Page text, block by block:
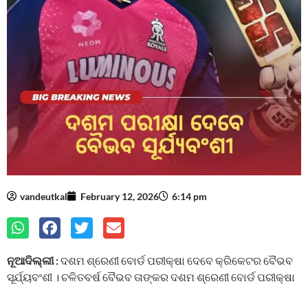
vandeutkal February 12, 2026 6:14 pm
ନୂଆଦିଲ୍ଲୀ :ଦଶମ ଶ୍ରେଣୀ ବୋର୍ଡ ପରୀକ୍ଷା ଦେବେ କ୍ରିକେଟର ବୈଭବ
ସୂର୍ଯ୍ୟବଂଶୀ । ଚଳିତବର୍ଷ ବୈଭବ ତାଙ୍କର ଦଶମ ଶ୍ରେଣୀ ବୋର୍ଡ ପରୀକ୍ଷା